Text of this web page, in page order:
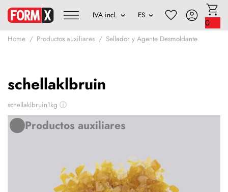
0
Home Productos auxiliares Sellador y Agente Desmoldante
schellaklbruin
schellaklbruin1kg ⓘ
Productos auxiliares